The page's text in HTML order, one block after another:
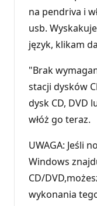
na pendriva i
usb.
język, klikam
"Brak
stacji dysków
dysk CD, DVD
włóż go teraz.
UWAGA: Jeśli
Windows
CD/
wykonania